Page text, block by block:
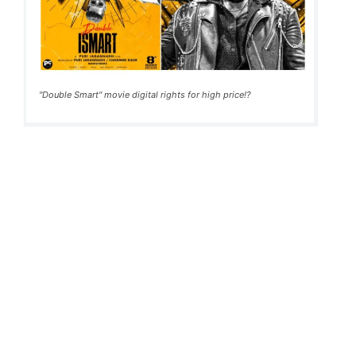
"Double Smart" movie digital rights for high price!?